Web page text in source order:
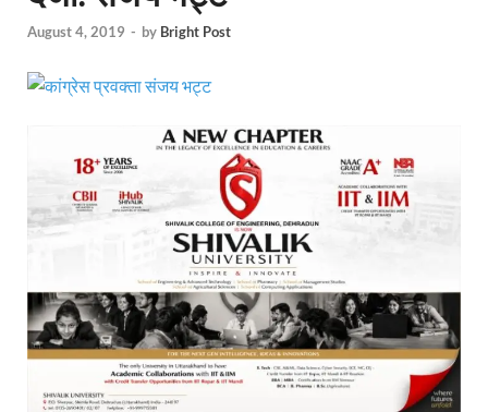
August 4, 2019 - by Bright Post